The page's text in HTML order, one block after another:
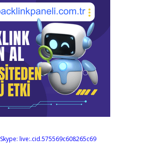
Skype: live:.cid.575569c608265c69